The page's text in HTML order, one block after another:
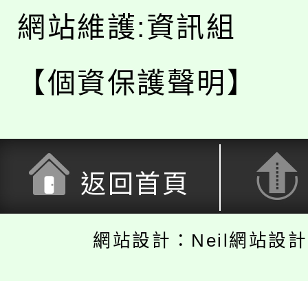
網站維護:資訊組
【個資保護聲明】
返回首頁
網站設計：Neil網站設